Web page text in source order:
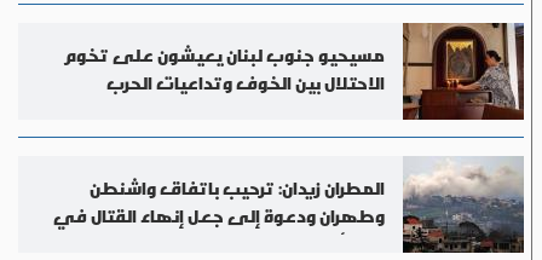
مسيحيو جنوب لبنان يعيشون على تخوم
الاحتلال بين الخوف وتداعيات الحرب
المطران زيدان: ترحيب باتفاق واشنطن
وطهران ودعوة إلى جعل إنهاء القتال في
لبنان أولوية